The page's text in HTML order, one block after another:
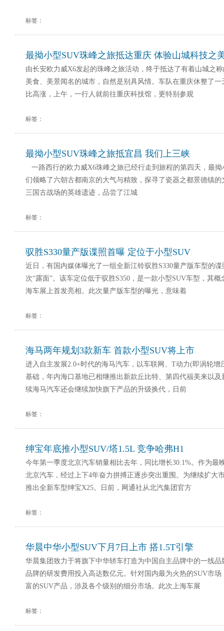
标签：
最拗小型SUV珠峰之旅抵达重庆 体验山城科技之
由长安欧力威X6发起的珠峰之旅活动，终于抵达了有着山城之
美食、美景闻名的城市，自然是别具风情。车队在重庆休整了
比高涨，上午，一行人就前往重庆科技馆，更特别参观
标签：
最拗小型SUV珠峰之旅抵宜昌 我们上三峡
一路西行的欧力威X6珠峰之旅已经行走到旅程的第四天，最拗
们领略了六朝古都南京的大气与精致，探寻了瓷器之都景德镇
三国古战场的英雄遗迹，品尝了江城
标签：
驭胜S330量产版谍照首曝 定位于小型SUV
近日，有国内媒体曝光了一组全新江铃驭胜S330量产版车型的
次“露面”。该车定位低于驭胜S350，是一款小型SUV车型，其概
海车展上首发亮相。此次量产版车型的曝光，意味着
标签：
海马两年规划3款新车 首款小型SUV将上市
进入自主发展2.0+时代的海马汽车，以车联网、T动力(即涡轮增
基础，年内海口基地已相继推出新款丘比特、第四代福美来以及
续海马汽车还会继续加快旗下产品的升级换代，日前
标签：
绅宝年底推小型SUV/塔1.5L 竞争哈弗H1
今年第一季度北京汽车销量相比去年，同比增长30.1%。作为最
北京汽车，经过上下4年奋力拼搏正逐步突出重围。为继续扩大
推出全新车型绅宝X25。日前，网通社从北汽集团官方
标签：
华晨中华小型SUV下月7日上市 搭1.5T引擎
华晨集团致力于将旗下中华轿车打造为中国自主品牌中的一线
品牌的研发费用投入高达数亿元。针对国内最为火热的SUV市
富的SUV产品，涉及各个级别的细分市场。此次上海车展
标签：